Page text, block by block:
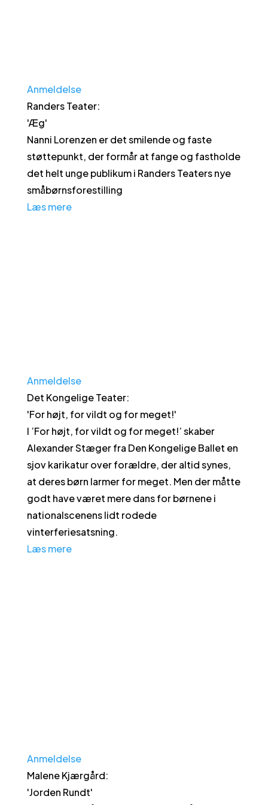
Anmeldelse
Randers Teater:
'Æg'
Nanni Lorenzen er det smilende og faste
støttepunkt, der formår at fange og fastholde
det helt unge publikum i Randers Teaters nye
småbørnsforestilling
Læs mere
Anmeldelse
Det Kongelige Teater:
'For højt, for vildt og for meget!'
I ’For højt, for vildt og for meget!’ skaber
Alexander Stæger fra Den Kongelige Ballet en
sjov karikatur over forældre, der altid synes,
at deres børn larmer for meget. Men der måtte
godt have været mere dans for børnene i
nationalscenens lidt rodede
vinterferiesatsning.
Læs mere
Anmeldelse
Malene Kjærgård:
'Jorden Rundt'